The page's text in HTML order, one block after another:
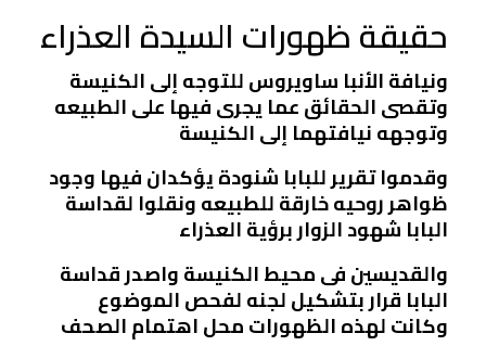
حقيقة ظهورات السيدة العذراء
ونيافة الأنبا ساويروس للتوجه إلى الكنيسة
وتقصى الحقائق عما يجرى فيها على الطبيعه
وتوجهه نيافتهما إلى الكنيسة
وقدموا تقرير للبابا شنودة يؤكدان فيها وجود
ظواهر روحيه خارقة للطبيعه ونقلوا لقداسة
البابا شهود الزوار برؤية العذراء
والقديسين فى محيط الكنيسة واصدر قداسة
البابا قرار بتشكيل لجنه لفحص الموضوع
وكانت لهذه الظهورات محل اهتمام الصحف